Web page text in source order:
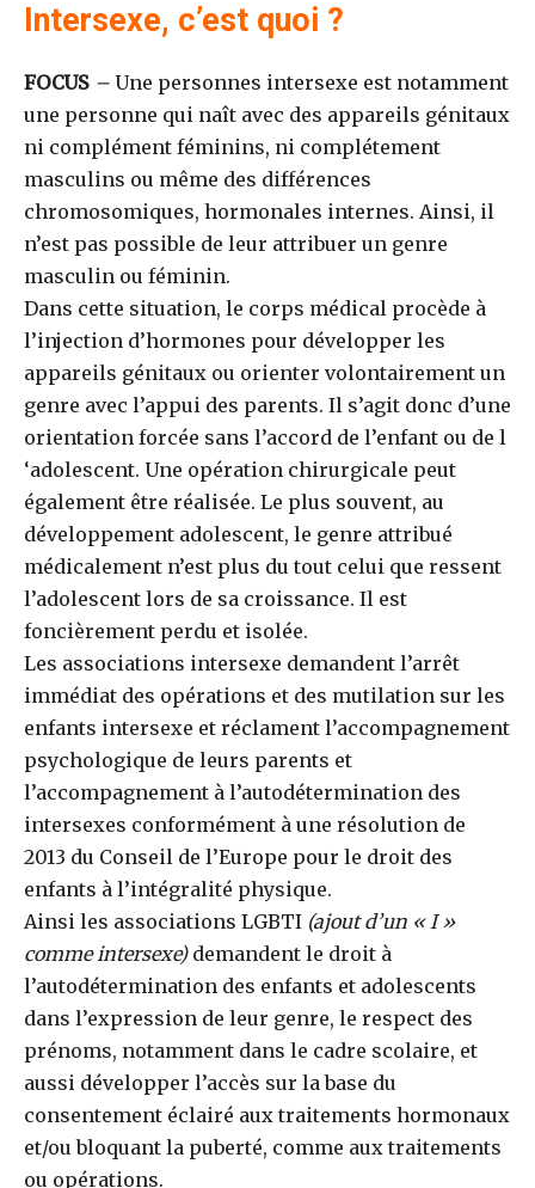
Intersexe, c’est quoi ?
FOCUS – Une personnes intersexe est notamment
une personne qui naît avec des appareils génitaux
ni complément féminins, ni complétement
masculins ou même des différences
chromosomiques, hormonales internes. Ainsi, il
n’est pas possible de leur attribuer un genre
masculin ou féminin.
Dans cette situation, le corps médical procède à
l’injection d’hormones pour développer les
appareils génitaux ou orienter volontairement un
genre avec l’appui des parents. Il s’agit donc d’une
orientation forcée sans l’accord de l’enfant ou de l
‘adolescent. Une opération chirurgicale peut
également être réalisée. Le plus souvent, au
développement adolescent, le genre attribué
médicalement n’est plus du tout celui que ressent
l’adolescent lors de sa croissance. Il est
foncièrement perdu et isolée.
Les associations intersexe demandent l’arrêt
immédiat des opérations et des mutilation sur les
enfants intersexe et réclament l’accompagnement
psychologique de leurs parents et
l’accompagnement à l’autodétermination des
intersexes conformément à une résolution de
2013 du Conseil de l’Europe pour le droit des
enfants à l’intégralité physique.
Ainsi les associations LGBTI (ajout d’un « I »
comme intersexe)demandent le droit à
l’autodétermination des enfants et adolescents
dans l’expression de leur genre, le respect des
prénoms, notamment dans le cadre scolaire, et
aussi développer l’accès sur la base du
consentement éclairé aux traitements hormonaux
et/ou bloquant la puberté, comme aux traitements
ou opérations.